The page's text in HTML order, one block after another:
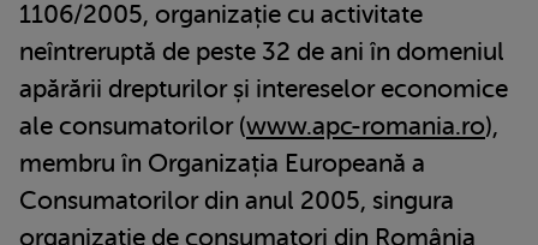
1106/2005, organizație cu activitate
neîntreruptă de peste 32 de ani în domeniul
apărării drepturilor și intereselor economice
ale consumatorilor (www.apc-romania.ro),
membru în Organizația Europeană a
Consumatorilor din anul 2005, singura
organizație de consumatori din România